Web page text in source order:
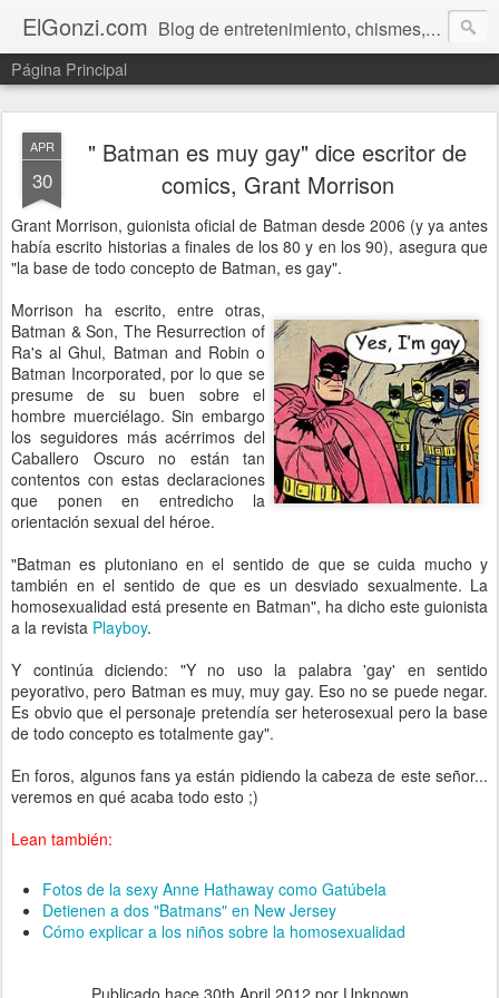
ElGonzi.com Blog de entretenimiento, chismes, humor, farándula, curiosidades, ovnis, noticias calientes, fotos, videos, paranormal y ¡más!
Página Principal
APR
30
" Batman es muy gay" dice escritor de
comics, Grant Morrison
Grant Morrison, guionista oficial de Batman desde 2006 (y ya antes
había escrito historias a finales de los 80 y en los 90), asegura que
"la base de todo concepto de Batman, es gay".
Morrison ha escrito, entre otras,
Batman & Son, The Resurrection of
Ra's al Ghul, Batman and Robin o
Batman Incorporated, por lo que se
presume de su buen sobre el
hombre muerciélago. Sin embargo
los seguidores más acérrimos del
Caballero Oscuro no están tan
contentos con estas declaraciones
que ponen en entredicho la
orientación sexual del héroe.
"Batman es plutoniano en el sentido de que se cuida mucho y
también en el sentido de que es un desviado sexualmente. La
homosexualidad está presente en Batman", ha dicho este guionista
a la revista Playboy.
Y continúa diciendo: "Y no uso la palabra 'gay' en sentido
peyorativo, pero Batman es muy, muy gay. Eso no se puede negar.
Es obvio que el personaje pretendía ser heterosexual pero la base
de todo concepto es totalmente gay".
En foros, algunos fans ya están pidiendo la cabeza de este señor...
veremos en qué acaba todo esto ;)
Lean también:
Fotos de la sexy Anne Hathaway como Gatúbela
Detienen a dos "Batmans" en New Jersey
Cómo explicar a los niños sobre la homosexualidad
Publicado hace 30th April 2012 por Unknown